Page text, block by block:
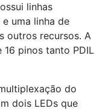
linhas
uma linha de
outros recursos. A
pinos tanto PDIL
do
dois LEDs que